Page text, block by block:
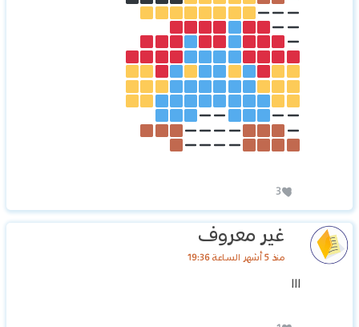
3
غير معروف
منذ 5 أشهر الساعة 19:36
ااا